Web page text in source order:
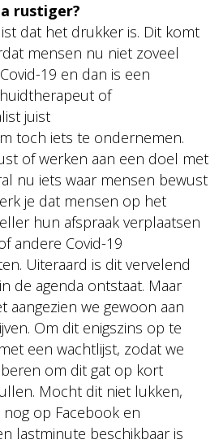
rustiger?
dat het drukker is. Dit komt
mensen nu niet zoveel
19 en dan is een
of
juist
toch iets te ondernemen.
of werken aan een doel met
nu iets waar mensen bewust
je dat mensen op het
hun afspraak verplaatsen
andere Covid-19
Uiteraard is dit vervelend
de agenda ontstaat. Maar
aangezien we gewoon aan
Om dit enigszins op te
een wachtlijst, zodat we
om dit gat op kort
Mocht dit niet lukken,
op Facebook en
lastminute beschikbaar is